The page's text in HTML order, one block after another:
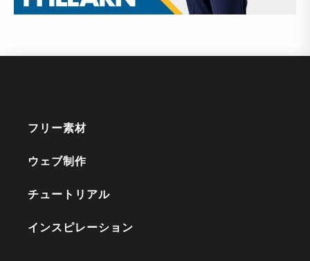
フリー素材
ウェブ制作
チュートリアル
インスピレーション